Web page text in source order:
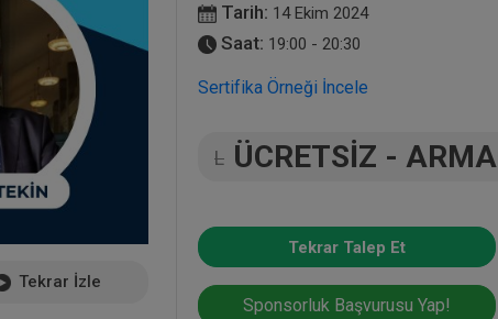
Tekrar İzle
Tarih: 14 Ekim 2024
Saat: 19:00 - 20:30
Sertifika Örneği İncele
L ÜCRETSİZ -
Tekrar Talep Et
Sponsorluk Başvurusu Yap!